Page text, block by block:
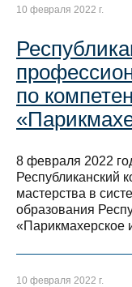
10 февраля 2022 г.
по
8 февраля 2022
Республиканский
мастерства в
образования
«Парикмахерское
10 февраля 2022 г.